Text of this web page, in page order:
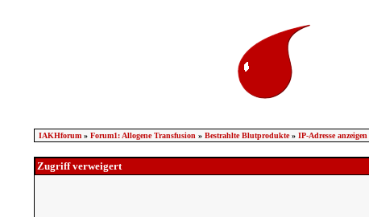
IAKHforum» Forum1: Allogene Transfusion » Bestrahlte Blutprodukte» IP-Adresse anzeigen
Zugriff verweigert